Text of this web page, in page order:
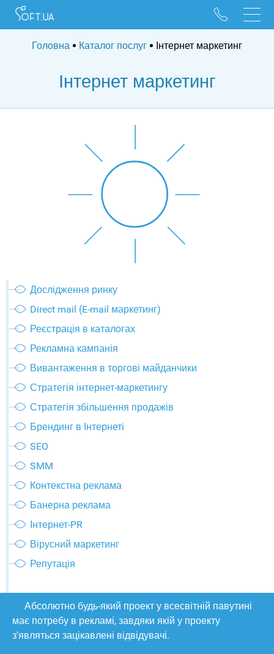
096 528 10 88
095 022 53 84
Головна Каталог послуг Інтернет маркетинг
Інтернет маркетинг
Дослідження ринку
Direct mail (E-mail маркетинг)
Реєстрація в каталогах
Рекламна кампанія
Вивантаження в торгові майданчики
Стратегія інтернет-маркетингу
Стратегія збільшення продажів
Брендинг в Інтернеті
SEO
SMM
Контекстна реклама
Банерна реклама
Інтернет-PR
Вірусний маркетинг
Репутація
Абсолютно будь-який проект у всесвітній павутині
має потребу в рекламі, завдяки якій у проекту
з'являться зацікавлені відвідувачі.